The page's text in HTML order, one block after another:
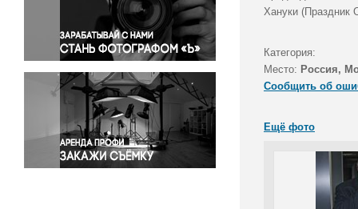
Правосудие
Происшествия и конфликты
Религия
Светская жизнь
Спорт
Экология
Экономика и бизнес
Хануки
Категория:
Место: Россия,
Сообщить об
Ещё фото